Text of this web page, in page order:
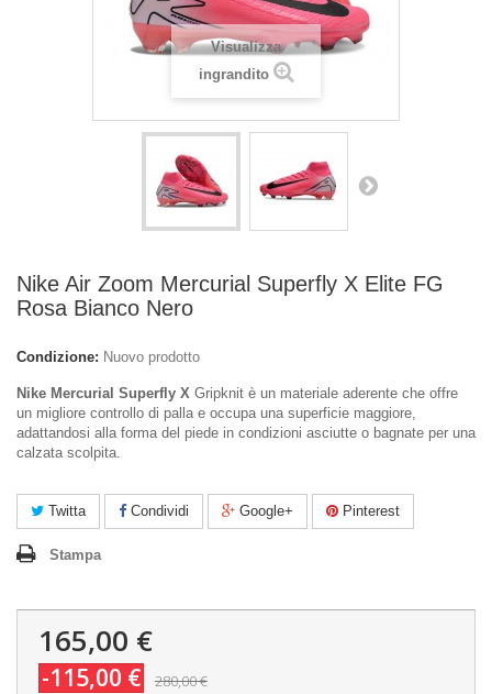
Visualizza
ingrandito
Nike Air Zoom Mercurial Superfly X Elite FG
Rosa Bianco Nero
Condizione: Nuovo prodotto
Nike Mercurial Superfly X Gripknit è un materiale aderente che offre
un migliore controllo di palla e occupa una superficie maggiore,
adattandosi alla forma del piede in condizioni asciutte o bagnate per una
calzata scolpita.
Twitta Condividi Google+ Pinterest
Stampa
165,00 €
-115,00 € 280,00 €